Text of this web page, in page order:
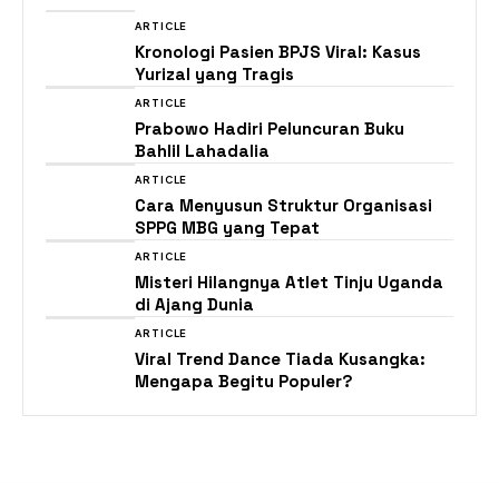
ARTICLE
Kronologi Pasien BPJS Viral: Kasus
Yurizal yang Tragis
ARTICLE
Prabowo Hadiri Peluncuran Buku
Bahlil Lahadalia
ARTICLE
Cara Menyusun Struktur Organisasi
SPPG MBG yang Tepat
ARTICLE
Misteri Hilangnya Atlet Tinju Uganda
di Ajang Dunia
ARTICLE
Viral Trend Dance Tiada Kusangka:
Mengapa Begitu Populer?